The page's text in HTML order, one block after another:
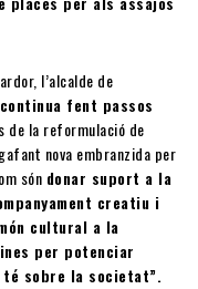
l’alcalde de
fent passos
de la reformulació de
nova embranzida per
són donar suport a la
creatiu i
cultural a la
per potenciar
sobre la societat”.